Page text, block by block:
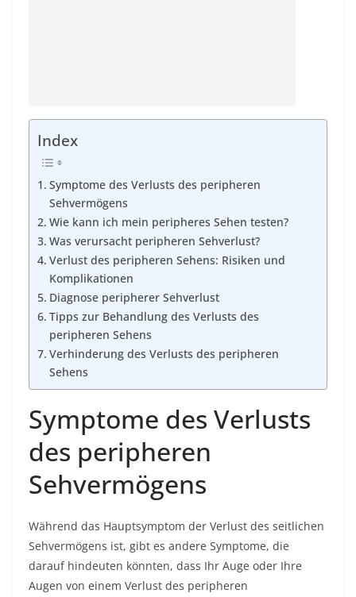
Index
Symptome des Verlusts des peripheren
Sehvermögens
Wie kann ich mein peripheres Sehen testen?
Was verursacht peripheren Sehverlust?
Verlust des peripheren Sehens: Risiken und
Komplikationen
Diagnose peripherer Sehverlust
Tipps zur Behandlung des Verlusts des
peripheren Sehens
Verhinderung des Verlusts des peripheren
Sehens
Symptome des Verlusts
des peripheren
Sehvermögens
Während das Hauptsymptom der Verlust des seitlichen
Sehvermögens ist, gibt es andere Symptome, die
darauf hindeuten könnten, dass Ihr Auge oder Ihre
Augen von einem Verlust des peripheren